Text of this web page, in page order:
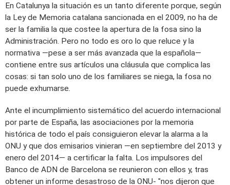
En Catalunya la situación es un tanto diferente porque, según
la Ley de Memoria catalana sancionada en el 2009, no ha de
ser la familia la que costee la apertura de la fosa sino la
Administración. Pero no todo es oro lo que reluce y la
normativa —pese a ser más avanzada que la española—
contiene entre sus artículos una cláusula que complica las
cosas: si tan solo uno de los familiares se niega, la fosa no
puede exhumarse.
Ante el incumplimiento sistemático del acuerdo internacional
por parte de España, las asociaciones por la memoria
histórica de todo el país consiguieron elevar la alarma a la
ONU y que dos emisarios vinieran —en septiembre del 2013 y
enero del 2014— a certificar la falta. Los impulsores del
Banco de ADN de Barcelona se reunieron con ellos y, tras
obtener un informe desastroso de la ONU- "nos dijeron que